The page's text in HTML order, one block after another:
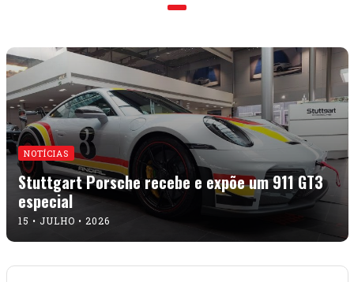
NOTÍCIAS
Stuttgart Porsche recebe e expõe um 911 GT3
especial
15 • JULHO • 2026